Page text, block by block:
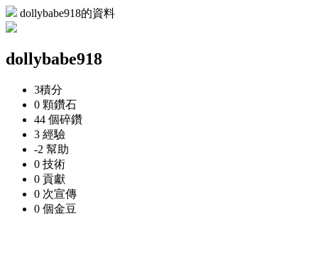
dollybabe918的資料
dollybabe918
3積分
0 顆鑽石
44 個碎鑽
3 經驗
-2 幫助
0 技術
0 貢獻
0 次宣傳
0 個金豆